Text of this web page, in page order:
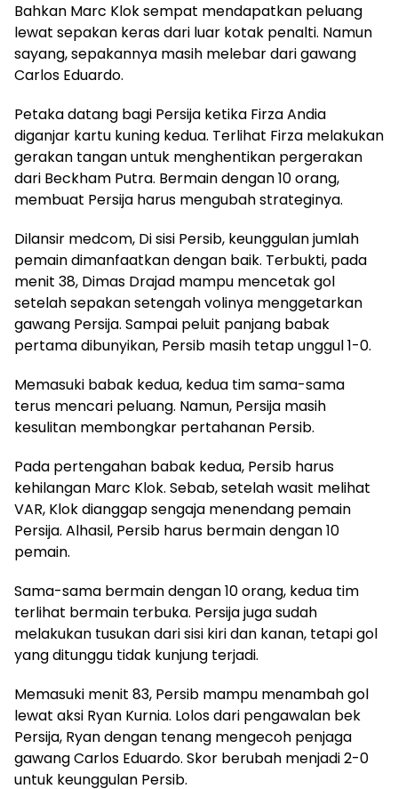
Bahkan Marc Klok sempat mendapatkan peluang
lewat sepakan keras dari luar kotak penalti. Namun
sayang, sepakannya masih melebar dari gawang
Carlos Eduardo.
Petaka datang bagi Persija ketika Firza Andia
diganjar kartu kuning kedua. Terlihat Firza melakukan
gerakan tangan untuk menghentikan pergerakan
dari Beckham Putra. Bermain dengan 10 orang,
membuat Persija harus mengubah strateginya.
Dilansir medcom, Di sisi Persib, keunggulan jumlah
pemain dimanfaatkan dengan baik. Terbukti, pada
menit 38, Dimas Drajad mampu mencetak gol
setelah sepakan setengah volinya menggetarkan
gawang Persija. Sampai peluit panjang babak
pertama dibunyikan, Persib masih tetap unggul 1-0.
Memasuki babak kedua, kedua tim sama-sama
terus mencari peluang. Namun, Persija masih
kesulitan membongkar pertahanan Persib.
Pada pertengahan babak kedua, Persib harus
kehilangan Marc Klok. Sebab, setelah wasit melihat
VAR, Klok dianggap sengaja menendang pemain
Persija. Alhasil, Persib harus bermain dengan 10
pemain.
Sama-sama bermain dengan 10 orang, kedua tim
terlihat bermain terbuka. Persija juga sudah
melakukan tusukan dari sisi kiri dan kanan, tetapi gol
yang ditunggu tidak kunjung terjadi.
Memasuki menit 83, Persib mampu menambah gol
lewat aksi Ryan Kurnia. Lolos dari pengawalan bek
Persija, Ryan dengan tenang mengecoh penjaga
gawang Carlos Eduardo. Skor berubah menjadi 2-0
untuk keunggulan Persib.